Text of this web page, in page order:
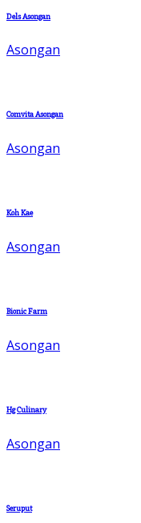
Dels Asongan
Asongan
Comvita Asongan
Asongan
Koh Kae
Asongan
Bionic Farm
Asongan
Hg Culinary
Asongan
Seruput